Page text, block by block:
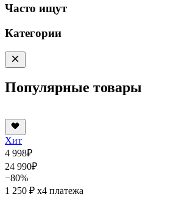
Часто ищут
Категории
Популярные товары
Хит
4 998₽
24 990₽
−80%
1 250 ₽ x4 платежа